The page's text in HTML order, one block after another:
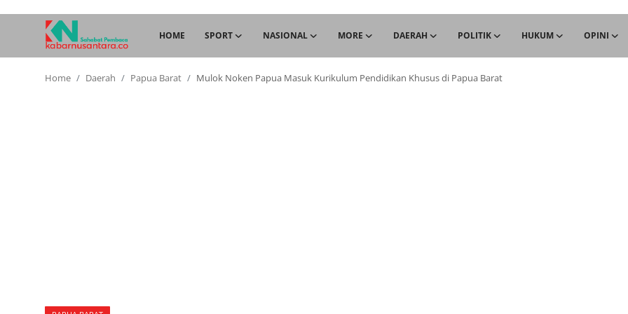
HOME SPORT NASIONAL MORE DAERAH POLITIK HUKUM OPINI
Home Daerah Papua Barat Mulok Noken Papua Masuk Kurikulum Pendidikan Khusus di Papua Barat